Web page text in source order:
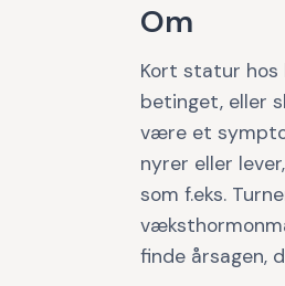
Om
Kort statur hos
betinget, eller
være et
nyrer eller
som f.eks.
finde årsagen,